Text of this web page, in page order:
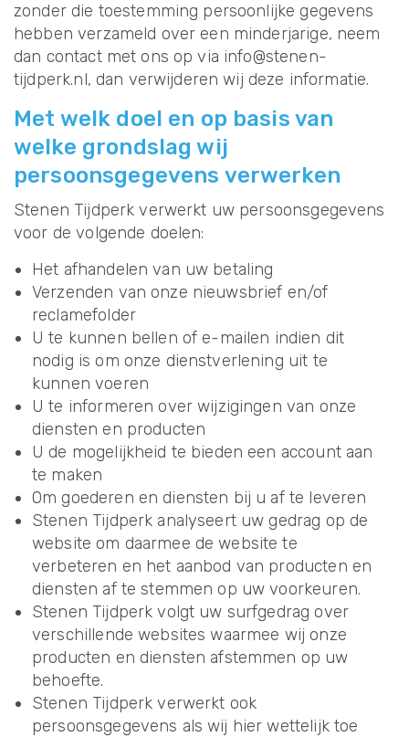
zonder die toestemming persoonlijke gegevens
hebben verzameld over een minderjarige, neem
dan contact met ons op via info@stenen-
tijdperk.nl, dan verwijderen wij deze informatie.
Met welk doel en op basis van
welke grondslag wij
persoonsgegevens verwerken
Stenen Tijdperk verwerkt uw persoonsgegevens
voor de volgende doelen:
Het afhandelen van uw betaling
Verzenden van onze nieuwsbrief en/of
reclamefolder
U te kunnen bellen of e-mailen indien dit
nodig is om onze dienstverlening uit te
kunnen voeren
U te informeren over wijzigingen van onze
diensten en producten
U de mogelijkheid te bieden een account aan
te maken
Om goederen en diensten bij u af te leveren
Stenen Tijdperk analyseert uw gedrag op de
website om daarmee de website te
verbeteren en het aanbod van producten en
diensten af te stemmen op uw voorkeuren.
Stenen Tijdperk volgt uw surfgedrag over
verschillende websites waarmee wij onze
producten en diensten afstemmen op uw
behoefte.
Stenen Tijdperk verwerkt ook
persoonsgegevens als wij hier wettelijk toe